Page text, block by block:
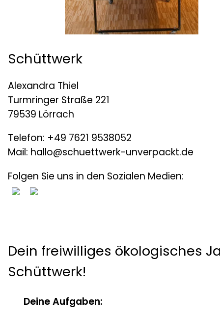
Schüttwerk
Alexandra Thiel
Turmringer Straße 221
79539 Lörrach
Telefon: +49 7621 9538052
Mail: hallo@schuettwerk-unverpackt.de
Folgen Sie uns in den Sozialen Medien:
Dein freiwilliges ökologisches
Schüttwerk!
Deine Aufgaben: